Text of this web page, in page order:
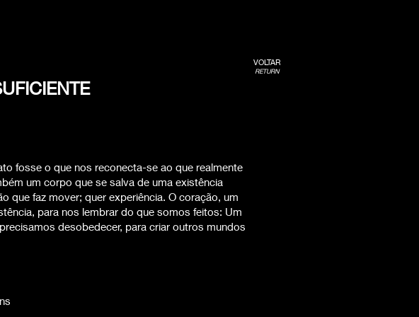
fosse o que nos reconecta-se ao que realmente
um corpo que se salva de uma existência
que faz mover; quer experiência. O coração, um
para nos lembrar do que somos feitos: Um
desobedecer, para criar outros mundos
VOLTAR
RETURN